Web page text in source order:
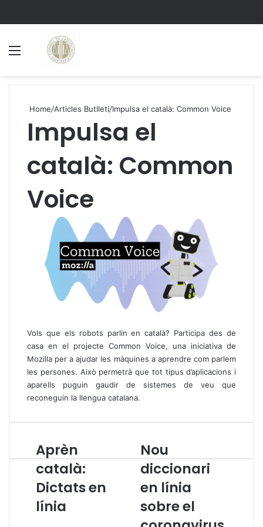
Home/Articles Butlletí/Impulsa el català: Common Voice
Impulsa el
català: Common
Voice
Vols que els robots parlin en català? Participa des de
casa en el projecte Common Voice, una iniciativa de
Mozilla per a ajudar les màquines a aprendre com parlem
les persones. Això permetrà que tot tipus d’aplicacions i
aparells puguin gaudir de sistemes de veu que
reconeguin la llengua catalana.
A
p
r
è
Aprèn
català:
Dictats en
línia
N
o
u
d
c
c
Nou
diccionari
en línia
sobre el